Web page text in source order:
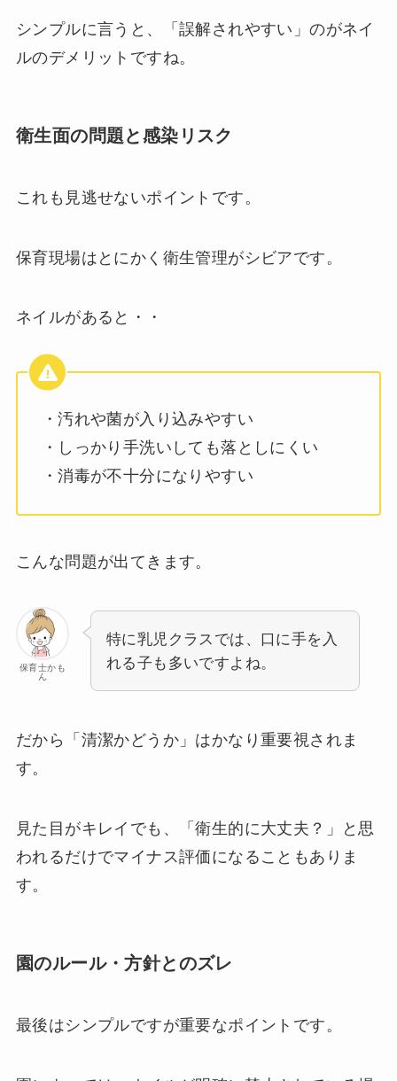
シンプルに言うと、「誤解されやすい」のがネイ
ルのデメリットですね。
衛生面の問題と感染リスク
これも見逃せないポイントです。
保育現場はとにかく衛生管理がシビアです。
ネイルがあると・・
・汚れや菌が入り込みやすい
・しっかり手洗いしても落としにくい
・消毒が不十分になりやすい
こんな問題が出てきます。
保育士かも
ん
特に乳児クラスでは、口に手を入
れる子も多いですよね。
だから「清潔かどうか」はかなり重要視されま
す。
見た目がキレイでも、「衛生的に大丈夫？」と思
われるだけでマイナス評価になることもありま
す。
園のルール・方針とのズレ
最後はシンプルですが重要なポイントです。